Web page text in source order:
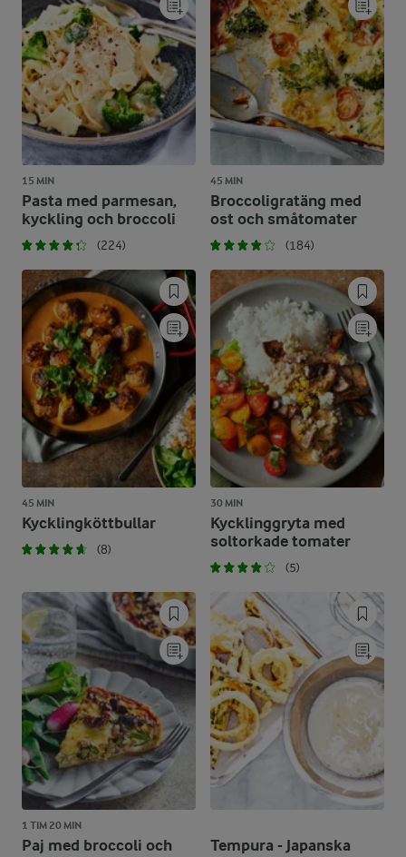
15 MIN
Pasta med parmesan,
kyckling och broccoli
(224)
45 MIN
Broccoligratäng med
ost och småtomater
(184)
45 MIN
Kycklingköttbullar
(8)
30 MIN
Kycklinggryta med
soltorkade tomater
(5)
1 TIM 20 MIN
Paj med broccoli och
Tempura - Japanska